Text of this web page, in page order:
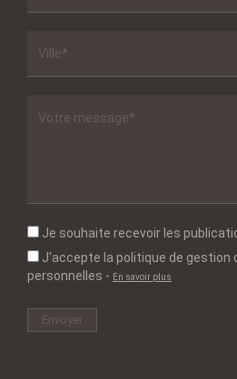
Je souhaite recevoir les
J'accepte la politique de gestion
personnelles - En savoir plus